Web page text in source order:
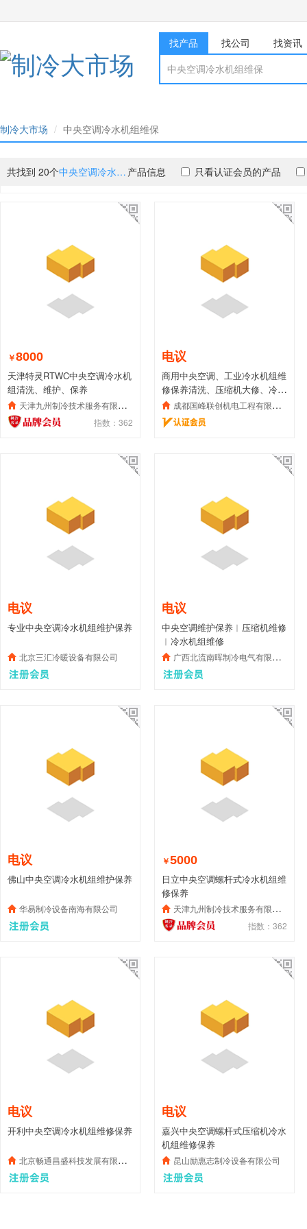
找产品 找公司 找资讯
制冷大市场 中央空调冷水机组维保
共找到 20个 中央空调冷水机组维保 产品信息 只看认证会员的产品
￥8000
天津特灵RTWC中央空调冷水机
组清洗、维护、保养
天津九州制冷技术服务有限公司
指数：362
电议
商用中央空调、工业冷水机组维
修保养清洗、压缩机大修、冷库
维保改造上门服务
成都国峰联创机电工程有限公司
电议
专业中央空调冷水机组维护保养
北京三汇冷暖设备有限公司
电议
中央空调维护保养︱压缩机维修
︱冷水机组维修
广西北流南晖制冷电气有限公司
电议
佛山中央空调冷水机组维护保养
华易制冷设备南海有限公司
￥5000
日立中央空调螺杆式冷水机组维
修保养
天津九州制冷技术服务有限公司
指数：362
电议
开利中央空调冷水机组维修保养
北京畅通昌盛科技发展有限公司
电议
嘉兴中央空调螺杆式压缩机冷水
机组维修保养
昆山励惠志制冷设备有限公司